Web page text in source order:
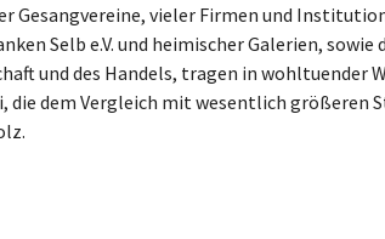
Gesangvereine, vieler Firmen und
Selb e.V. und heimischer Galerien, sowie
und des Handels, tragen in wohltuender
dem Vergleich mit wesentlich größeren